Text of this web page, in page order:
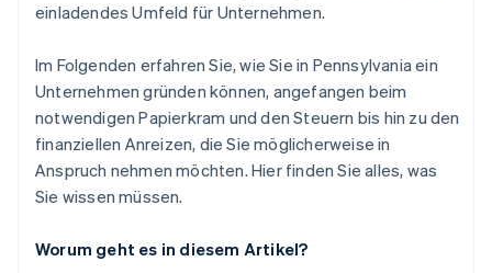
einladendes Umfeld für Unternehmen.
Im Folgenden erfahren Sie, wie Sie in Pennsylvania ein
Unternehmen gründen können, angefangen beim
notwendigen Papierkram und den Steuern bis hin zu den
finanziellen Anreizen, die Sie möglicherweise in
Anspruch nehmen möchten. Hier finden Sie alles, was
Sie wissen müssen.
Worum geht es in diesem Artikel?